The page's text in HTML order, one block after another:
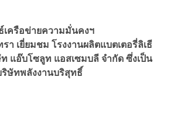
ครือข่ายความมั่นคงฯ
รา เยี่ยมชม โรงงานผลิตแบตเตอรี่ลิเธี
แอ๊บโซลูท แอสเซมบลี จํากัด ซึ่งเป็น
ษัทพลังงานบริสุทธิ์